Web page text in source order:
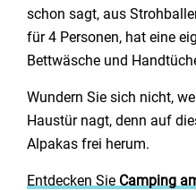
schon sagt, aus
für 4 Personen, hat eine
Bettwäsche und
Wundern Sie sich nicht,
Haustür nagt, denn auf
Alpakas frei herum.
Entdecken Sie Camping